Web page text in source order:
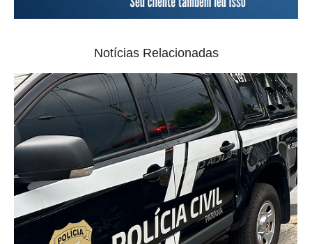
Notícias Relacionadas